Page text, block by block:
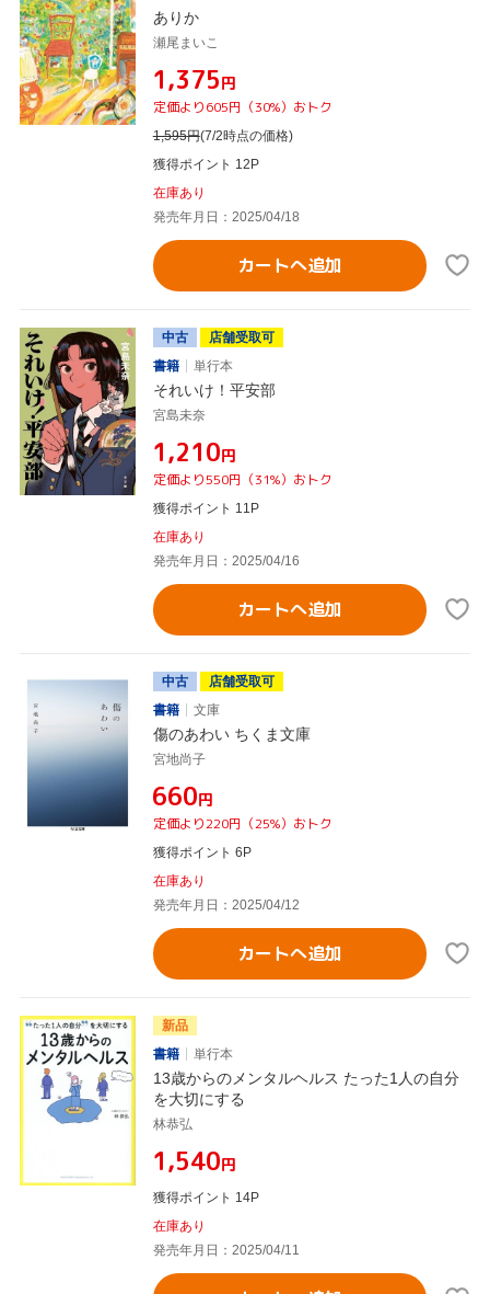
ありか
瀬尾まいこ
¥1,375円
定価より605円（30%）おトク
1,595円(7/2時点の価格)
獲得ポイント 12P
在庫あり
発売年月日：2025/04/18
カートへ追加
中古
店舗受取可
書籍
単行本
それいけ！平安部
宮島未奈
¥1,210円
定価より550円（31%）おトク
獲得ポイント 11P
在庫あり
発売年月日：2025/04/16
カートへ追加
中古
店舗受取可
書籍
文庫
傷のあわい ちくま文庫
宮地尚子
¥660円
定価より220円（25%）おトク
獲得ポイント 6P
在庫あり
発売年月日：2025/04/12
カートへ追加
新品
書籍
単行本
13歳からのメンタルヘルス たった1人の自分
を大切にする
林恭弘
¥1,540円
獲得ポイント 14P
在庫あり
発売年月日：2025/04/11